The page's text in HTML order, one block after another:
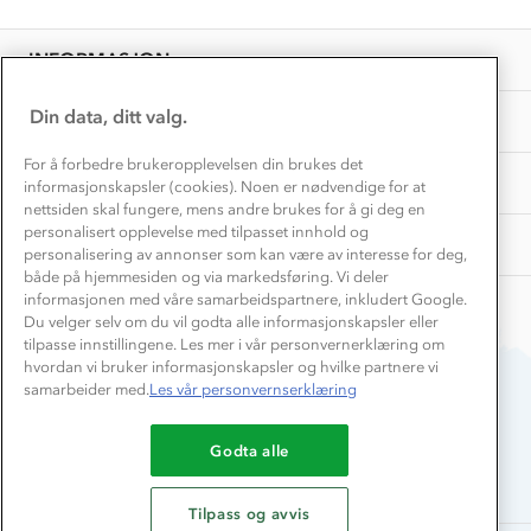
INFORMASJON
Presse
OM OSS
Samarbeide med oss?
TIPS OG RÅD
Store størrelser
Turmat oppskrifter
Beredskap
AKTIVITETER
Overnatte utendørs⛺
Leirskole 🥾
Barnehageansatt
Tips til hyttetur
Du betaler enkelt med
Din data, ditt valg.
For å forbedre brukeropplevelsen din brukes det
informasjonskapsler (cookies). Noen er nødvendige for at
nettsiden skal fungere, mens andre brukes for å gi deg en
personalisert opplevelse med tilpasset innhold og
personalisering av annonser som kan være av interesse for deg,
både på hjemmesiden og via markedsføring. Vi deler
informasjonen med våre samarbeidspartnere, inkludert Google.
Du velger selv om du vil godta alle informasjonskapsler eller
tilpasse innstillingene. Les mer i vår personvernerklæring om
hvordan vi bruker informasjonskapsler og hvilke partnere vi
samarbeider med.Les vår personvernserklæring
Godta alle
Tilpass og avvis